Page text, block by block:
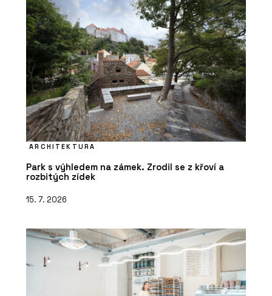
ARCHITEKTURA
Park s výhledem na zámek. Zrodil se z křoví a
rozbitých zídek
15. 7. 2026